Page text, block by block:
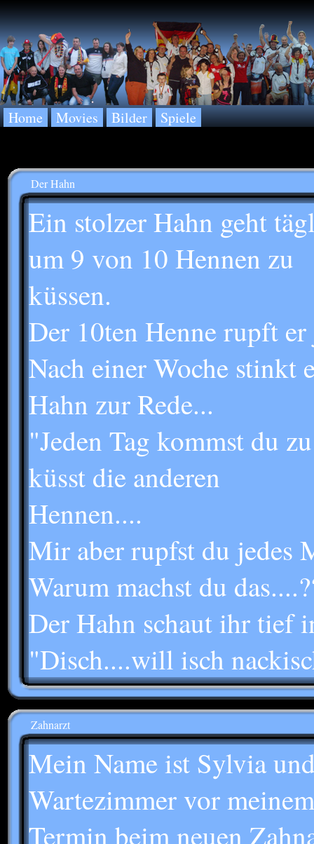
Home Movies Bilder Spiele
Der Hahn
Ein stolzer Hahn geht
um 9 von 10 Hennen zu
küssen.
Der 10ten Henne rupft
Nach einer Woche stinkt
Hahn zur Rede...
"Jeden Tag kommst du
küsst die anderen
Hennen....
Mir aber rupfst du jedes
Warum machst du
Der Hahn schaut ihr tief
"Disch....will isch
Zahnarzt
Mein Name ist Sylvia
Wartezimmer vor
Termin beim neuen